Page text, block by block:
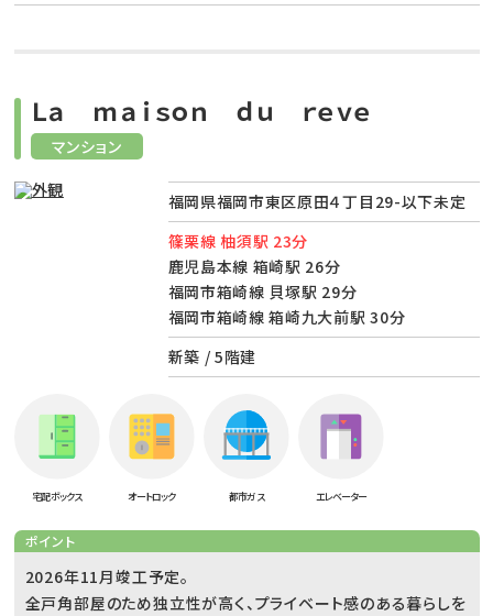
マンション
Ｌａ ｍａｉｓｏｎ ｄｕ ｒｅｖｅ
福岡県福岡市東区原田４丁目29-以下未定
篠栗線 柚須駅 23分
鹿児島本線 箱崎駅 26分
福岡市箱崎線 貝塚駅 29分
福岡市箱崎線 箱崎九大前駅 30分
新築 / 5階建
宅配ボックス オートロック 都市ガス エレベーター
ポイント
2026年11月竣工予定。
全戸角部屋のため独立性が高く、プライベート感のある暮らしを